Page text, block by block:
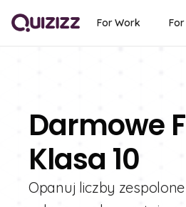
For Work
Darmowe
Klasa 10
Opanuj liczby